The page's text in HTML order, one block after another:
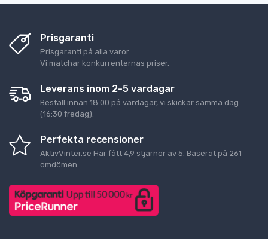
Prisgaranti
Prisgaranti på alla varor.
Vi matchar konkurrenternas priser.
Leverans inom 2-5 vardagar
Beställ innan 18:00 på vardagar, vi skickar samma dag
(16:30 fredag).
Perfekta recensioner
AktivVinter.se Har fått 4,9 stjärnor av 5 . Baserat på 261
omdömen.